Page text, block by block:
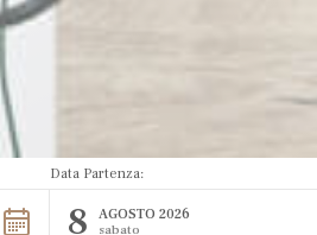
Data Partenza:
8
AGOSTO 2026
sabato